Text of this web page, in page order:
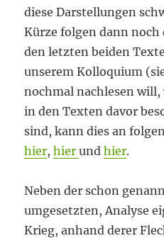
diese Darstellungen
Kürze folgen dann
den letzten beiden
unserem Kolloquium
nochmal nachlesen will,
in den Texten davor
sind, kann dies an
hier,hierundhier.
Neben der schon
umgesetzten, Analyse
Krieg, anhand derer